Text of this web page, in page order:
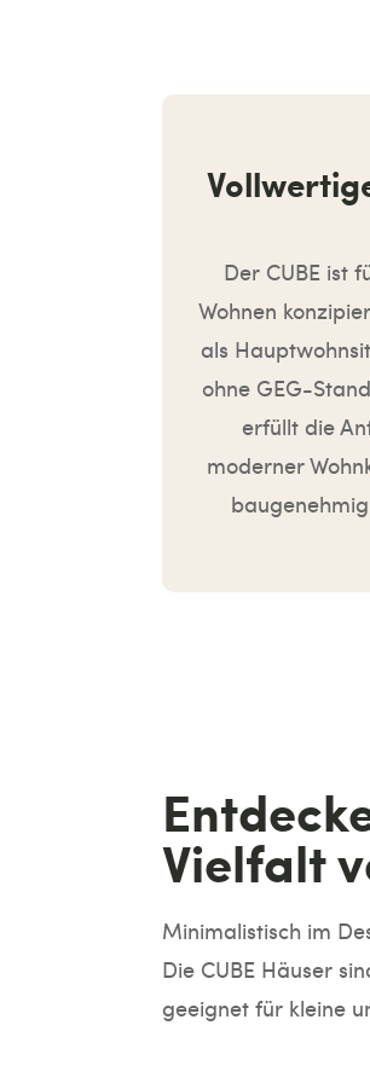
Der CUBE ist
Wohnen
als
ohne GEG-
erfüllt die
moderner
Vielfalt
Minimalistisch im
Die CUBE Häuser
geeignet für kleine